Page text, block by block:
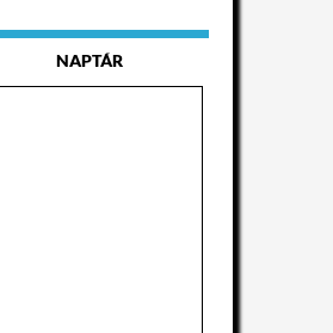
NAPTÁR